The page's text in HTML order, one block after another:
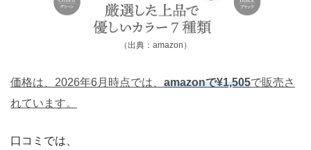
（出典：amazon）
価格は、2026年6月時点では、 amazonで¥1,505で販売さ
れています。
口コミでは、